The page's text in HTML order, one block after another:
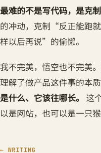
最难的不是写代码，是克制
的冲动，克制“反正能跑
样以后再说”的偷懒。
我不完美，悟空也不完美
理解了做产品这件事的本
是什么、它该往哪长。 这
以是网站，也可以是一只猴
← WRITING